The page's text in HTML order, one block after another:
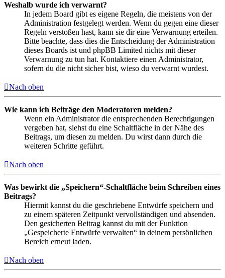
Weshalb wurde ich verwarnt?
In jedem Board gibt es eigene Regeln, die meistens von der
Administration festgelegt werden. Wenn du gegen eine dieser
Regeln verstoßen hast, kann sie dir eine Verwarnung erteilen.
Bitte beachte, dass dies die Entscheidung der Administration
dieses Boards ist und phpBB Limited nichts mit dieser
Verwarnung zu tun hat. Kontaktiere einen Administrator,
sofern du die nicht sicher bist, wieso du verwarnt wurdest.
Nach oben
Wie kann ich Beiträge den Moderatoren melden?
Wenn ein Administrator die entsprechenden Berechtigungen
vergeben hat, siehst du eine Schaltfläche in der Nähe des
Beitrags, um diesen zu melden. Du wirst dann durch die
weiteren Schritte geführt.
Nach oben
Was bewirkt die „Speichern“-Schaltfläche beim Schreiben eines
Beitrags?
Hiermit kannst du die geschriebene Entwürfe speichern und
zu einem späteren Zeitpunkt vervollständigen und absenden.
Den gesicherten Beitrag kannst du mit der Funktion
„Gespeicherte Entwürfe verwalten“ in deinem persönlichen
Bereich erneut laden.
Nach oben